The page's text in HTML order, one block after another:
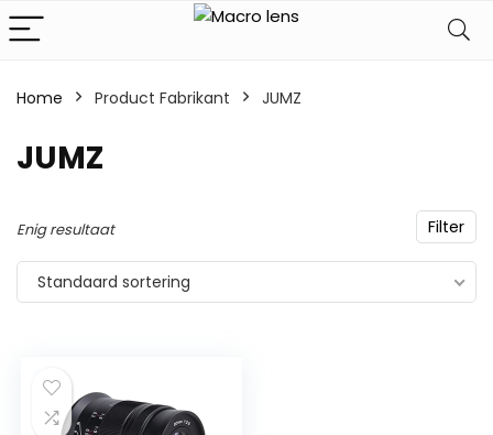
Home Product Fabrikant ‎JUMZ
‎JUMZ
Filter
Enig resultaat
Standaard sortering